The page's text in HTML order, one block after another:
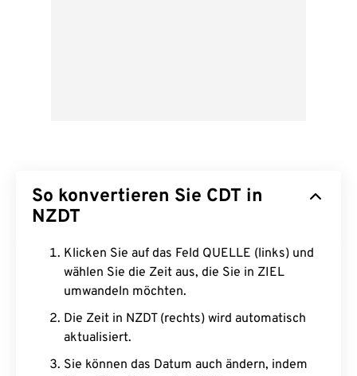
So konvertieren Sie CDT in
NZDT
Klicken Sie auf das Feld QUELLE (links) und
wählen Sie die Zeit aus, die Sie in ZIEL
umwandeln möchten.
Die Zeit in NZDT (rechts) wird automatisch
aktualisiert.
Sie können das Datum auch ändern, indem